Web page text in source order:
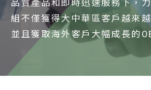
品質產品和即時迅速服務下，
組不僅獲得大中華區客戶越來
並且獲取海外客戶大幅成長的